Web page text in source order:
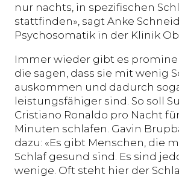
nur nachts, in spezifischen
stattfinden», sagt Anke
Psychosomatik in der Klinik
Immer wieder gibt es
die sagen, dass sie mit wenig
auskommen und dadurch
leistungsfähiger sind. So soll
Cristiano Ronaldo pro Nacht
Minuten schlafen. Gavin
dazu: «Es gibt Menschen, die
Schlaf gesund sind. Es sind
wenige. Oft steht hier der